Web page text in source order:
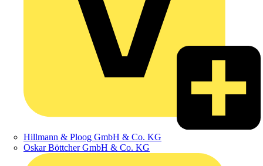
Hillmann & Ploog GmbH & Co. KG
Oskar Böttcher GmbH & Co. KG